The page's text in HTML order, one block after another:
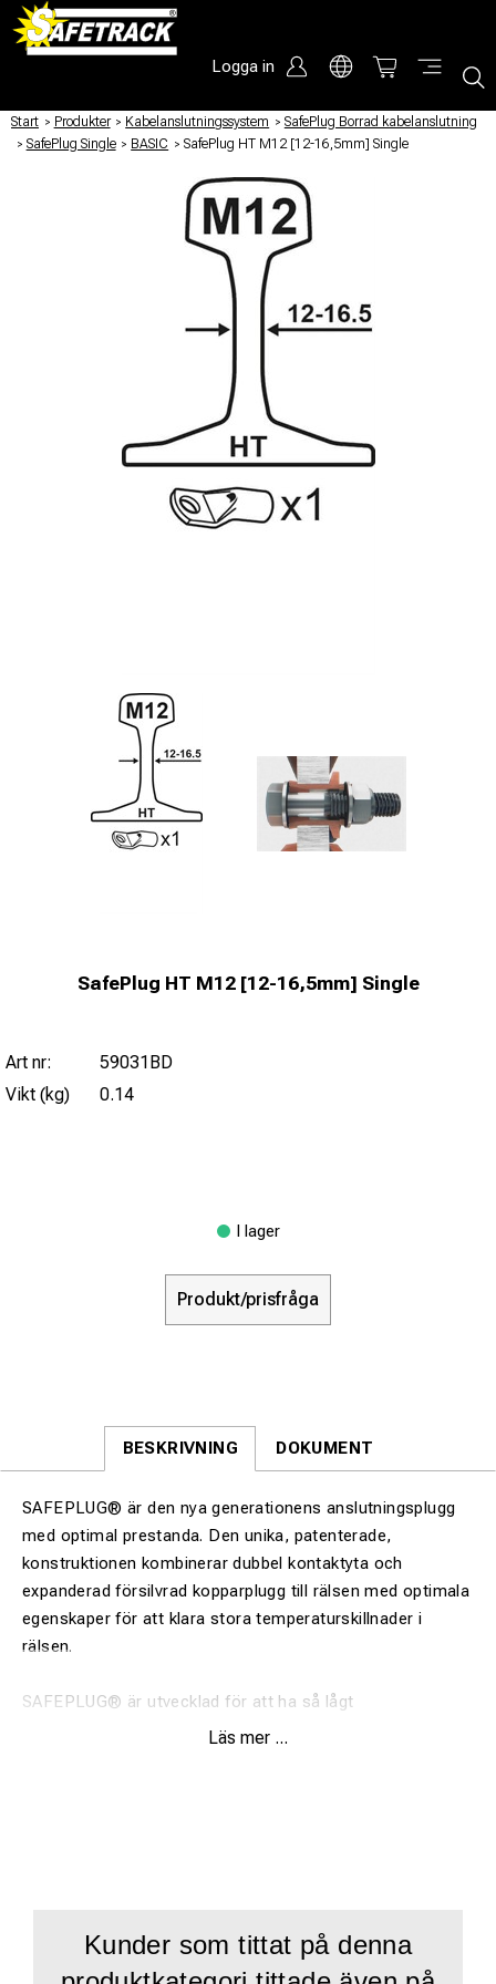
Logga in
Start / Produkter / Kabelanslutningssystem / SafePlug Borrad kabelanslutning
/ SafePlug Single / BASIC / SafePlug HT M12 [12-16,5mm] Single
SafePlug HT M12 [12-16,5mm] Single
Art nr:
59031BD
Vikt (kg)
0.14
I lager
Produkt/prisfråga
BESKRIVNING DOKUMENT
SAFEPLUG® är den nya generationens anslutningsplugg
med optimal prestanda. Den unika, patenterade,
konstruktionen kombinerar dubbel kontaktyta och
expanderad försilvrad kopparplugg till rälsen med optimala
egenskaper för att klara stora temperaturskillnader i
rälsen.
SAFEPLUG® är utvecklad för att ha så lågt
övergångsmotstånd som möjligt totalt sett mellan
Pinnlödning samt SAFEBOND® ingår.
Läs mer ...
Kunder som tittat på denna